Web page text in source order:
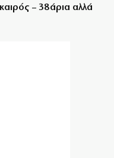
– 38άρια αλλά